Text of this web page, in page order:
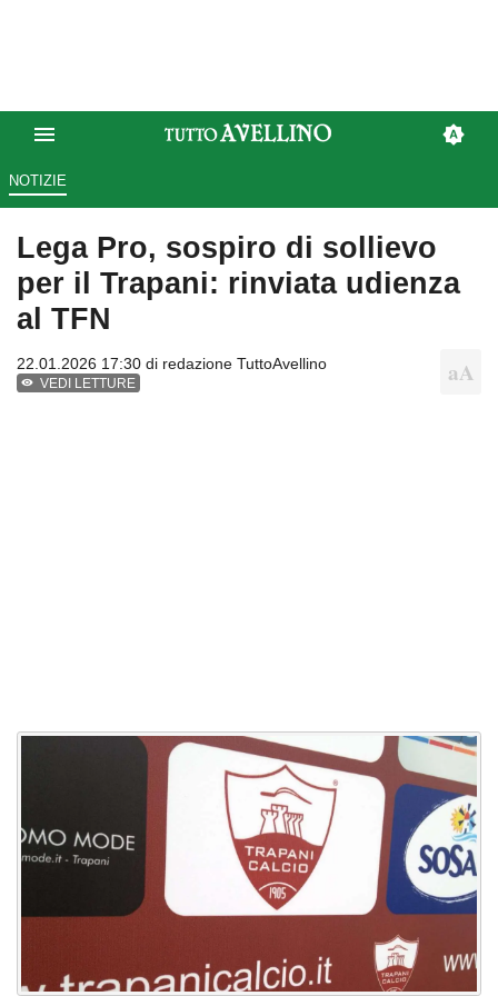
NOTIZIE
Lega Pro, sospiro di sollievo
per il Trapani: rinviata udienza
al TFN
22.01.2026 17:30 di redazione TuttoAvellino
VEDI LETTURE